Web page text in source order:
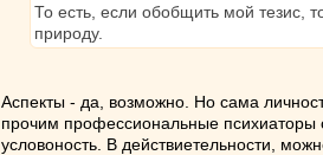
То есть, если обобщить мой тезис,
природу.
Аспекты - да, возможно. Но сама
прочим профессиональные психиаторы
условоность. В действиетельности,